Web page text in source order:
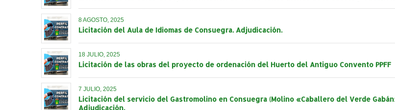
8 AGOSTO, 2025
Licitación del Aula de Idiomas de Consuegra. Adjudicación.
18 JULIO, 2025
Licitación de las obras del proyecto de ordenación del Huerto del Antiguo Convento PPFF
7 JULIO, 2025
Licitación del servicio del Gastromolino en Consuegra (Molino «Caballero del Verde
Adjudicación.